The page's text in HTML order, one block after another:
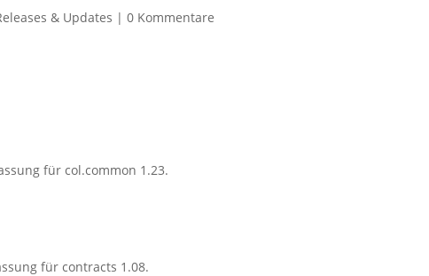
& Updates |0 Kommentare
für col.common 1.23.
für contracts 1.08.